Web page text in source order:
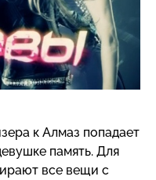
к Алмаз попадает
память. Для
все вещи с